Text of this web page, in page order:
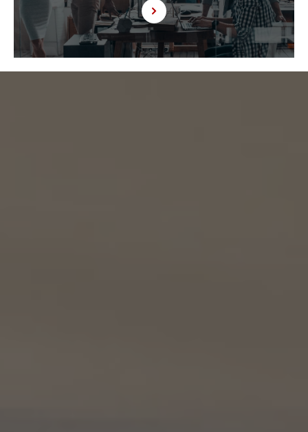
得した情報に関して、当社は、KW加盟店との間で、下記の通り、個人情報を共同利用しま
す。以下、KW加盟店は、当社が運営する下記のウェブサイト上で、KW加盟店として掲載さ
れている事業者を意味するものとします。
https://kellerwilliams.jp/kamei-ten/
(1) 共同して利用される個人情報の項目